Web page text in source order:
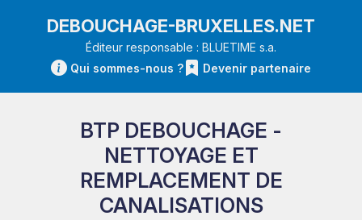
DEBOUCHAGE-BRUXELLES.NET
Éditeur responsable : BLUETIME s.a.
Qui sommes-nous ?
Devenir partenaire
BTP DEBOUCHAGE -
NETTOYAGE ET
REMPLACEMENT DE
CANALISATIONS